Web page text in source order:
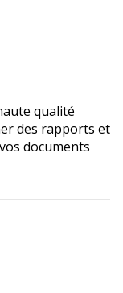
qualité
des rapports et
documents